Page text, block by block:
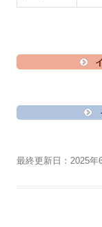
最終更新日：2025年